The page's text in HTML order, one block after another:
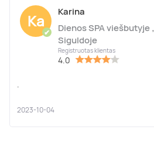
Ka
✔
Karina
Dienos SPA viešbutyje
Siguldoje
Registruotas klientas
4.0
.
2023-10-04